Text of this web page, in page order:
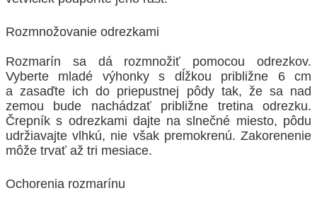
Rozmnožovanie odrezkami
Rozmarín sa dá rozmnožiť pomocou odrezkov.
Vyberte mladé výhonky s dĺžkou približne 6 cm
a zasaďte ich do priepustnej pôdy tak, že sa nad
zemou bude nachádzať približne tretina odrezku.
Črepník s odrezkami dajte na slnečné miesto, pôdu
udržiavajte vlhkú, nie však premokrenú. Zakorenenie
môže trvať až tri mesiace.
Ochorenia rozmarínu